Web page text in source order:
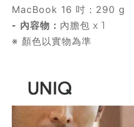
MacBook 16 吋：290 g
- 內容物： 內膽包 x 1
※ 顏色以實物為準